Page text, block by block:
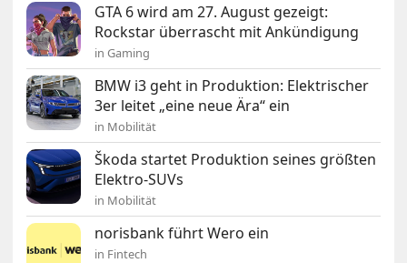
GTA 6 wird am 27. August gezeigt:
Rockstar überrascht mit Ankündigung
in Gaming
BMW i3 geht in Produktion: Elektrischer
3er leitet „eine neue Ära“ ein
in Mobilität
Škoda startet Produktion seines größten
Elektro-SUVs
in Mobilität
norisbank führt Wero ein
in Fintech